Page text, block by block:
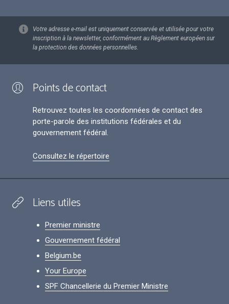
Votre adresse e-mail est uniquement conservée et utilisée pour votre
inscription à la newsletter, conformément au Règlement européen sur
la protection des données personnelles.
Points de contact
Retrouvez toutes les coordonnées de contact des
porte-parole des institutions fédérales et du
gouvernement fédéral.
Consultez le répertoire
Liens utiles
Premier ministre
Gouvernement fédéral
Belgium.be
Your Europe
SPF Chancellerie du Premier Ministre